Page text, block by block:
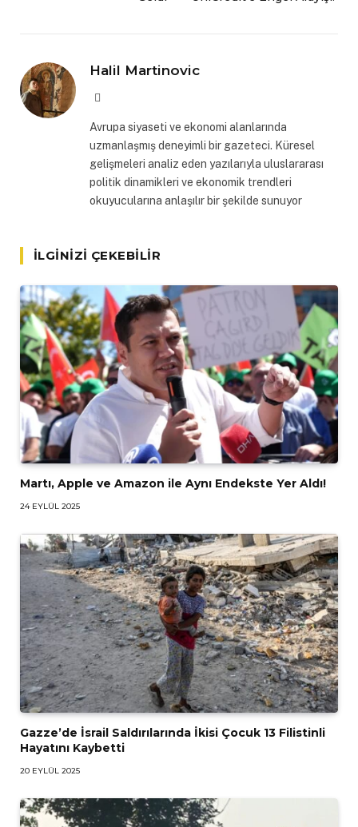
Halil Martinovic
Avrupa siyaseti ve ekonomi alanlarında
uzmanlaşmış deneyimli bir gazeteci. Küresel
gelişmeleri analiz eden yazılarıyla uluslararası
politik dinamikleri ve ekonomik trendleri
okuyucularına anlaşılır bir şekilde sunuyor
İLGINIZI ÇEKEBILIR
Martı, Apple ve Amazon ile Aynı Endekste Yer Aldı!
24 EYLÜL 2025
Gazze’de İsrail Saldırılarında İkisi Çocuk 13 Filistinli
Hayatını Kaybetti
20 EYLÜL 2025